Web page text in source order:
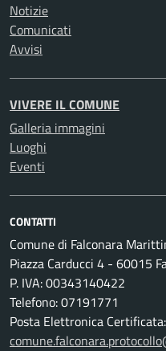
Notizie
Comunicati
Avvisi
VIVERE IL COMUNE
Galleria immagini
Luoghi
Eventi
CONTATTI
Comune di Falconara
Piazza Carducci 4 - 60015
P. IVA: 00343140422
Telefono: 07191771
Posta Elettronica Certificata: